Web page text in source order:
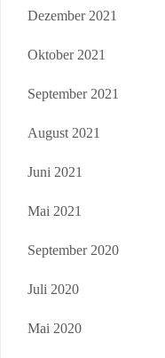
Dezember 2021
Oktober 2021
September 2021
August 2021
Juni 2021
Mai 2021
September 2020
Juli 2020
Mai 2020